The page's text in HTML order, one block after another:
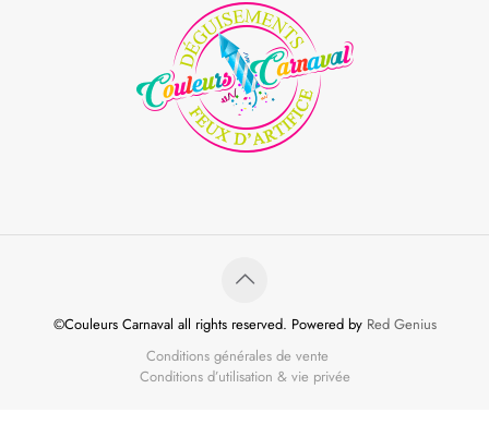
©Couleurs Carnaval all rights reserved. Powered by Red Genius
Conditions générales de vente
Conditions d’utilisation & vie privée